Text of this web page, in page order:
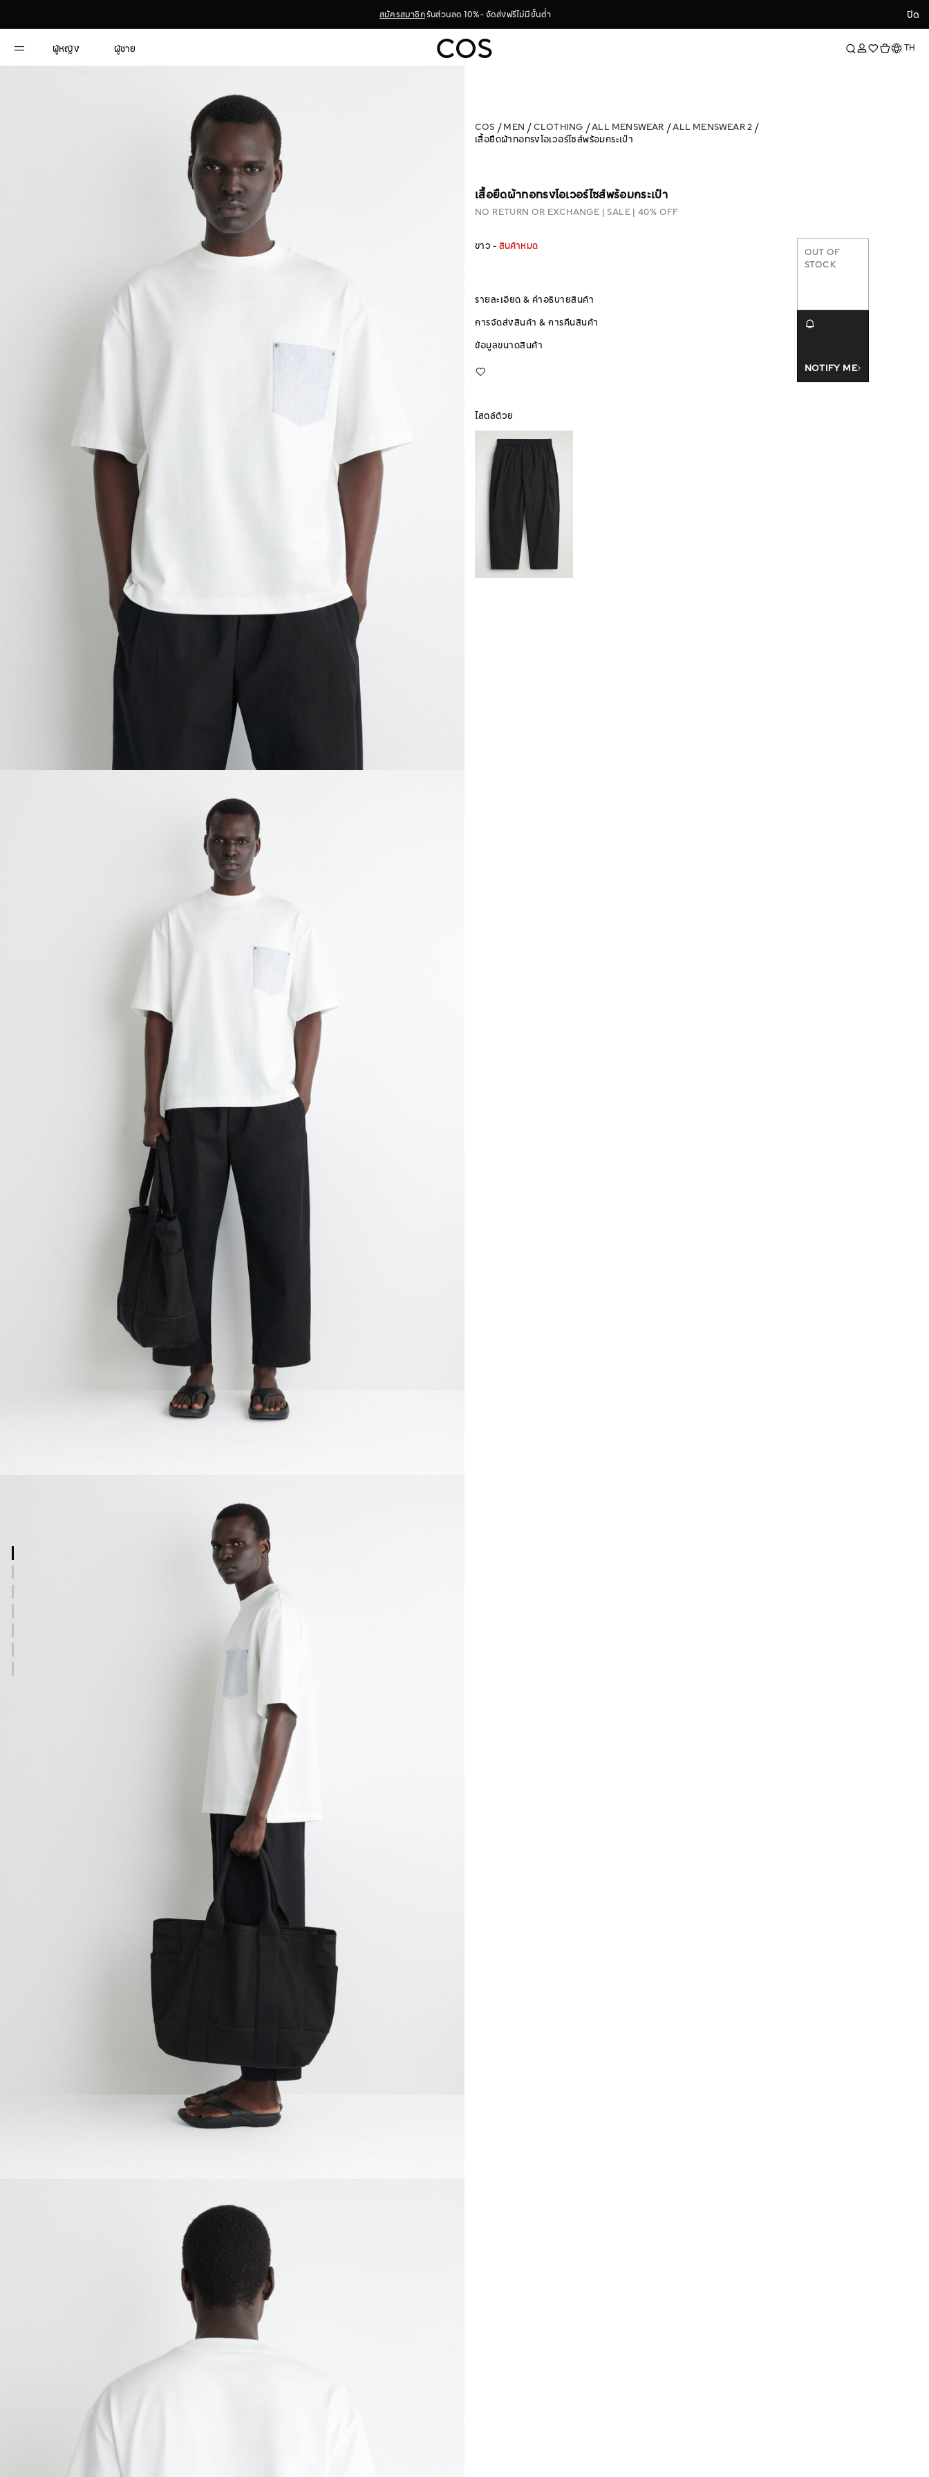
สมัครสมาชิกรับส่วนลด 10% - จัดส่งฟรีไม่มีขั้นต่ำ
ปิด
ปิด
ผู้หญิง ผู้ชาย ภาษาTH
COS MEN CLOTHING ALL MENSWEAR
ALL MENSWEAR 2
เสื้อยืดผ้าทอทรงโอเวอร์ไซส์พร้อมกระเป๋า
เสื้อยืดผ้าทอทรงโอเวอร์ไซส์พร้อมกระเป๋า
NO RETURN OR EXCHANGE SALE | 40% OFF
ขาว - สินค้าหมด
รายละเอียด & คำอธิบายสินค้า
การจัดส่งสินค้า & การคืนสินค้า
ข้อมูลขนาดสินค้า
OUT OF
STOCK
NOTIFY ME
ไสตล์ด้วย